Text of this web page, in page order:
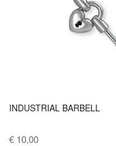
INDUSTRIAL BARBELL
€ 10,00